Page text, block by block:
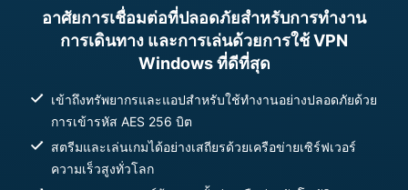
อาศัยการเชื่อมต่อที่ปลอดภัยสำหรับการทำงาน
การเดินทาง และการเล่นด้วยการใช้ VPN
Windows ที่ดีที่สุด
เข้าถึงทรัพยากรและแอปสำหรับใช้ทำงานอย่างปลอดภัยด้วย
การเข้ารหัส AES 256 บิต
สตรีมและเล่นเกมได้อย่างเสถียรด้วยเครือข่ายเซิร์ฟเวอร์
ความเร็วสูงทั่วโลก